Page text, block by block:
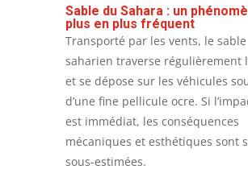
Sable du Sahara : un
plus en plus fréquent
Transporté par les vents, le sable
saharien traverse régulièrement
et se dépose sur les véhicules
d’une fine pellicule ocre. Si
est immédiat, les conséquences
mécaniques et esthétiques sont
sous-estimées.